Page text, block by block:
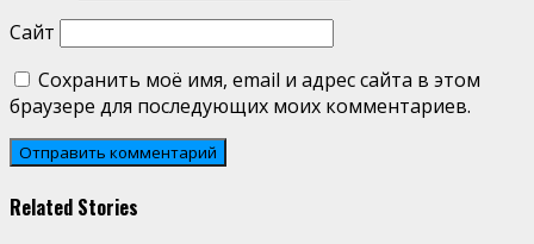
Сайт
Сохранить моё имя, email и адрес сайта в этом
браузере для последующих моих комментариев.
Related Stories